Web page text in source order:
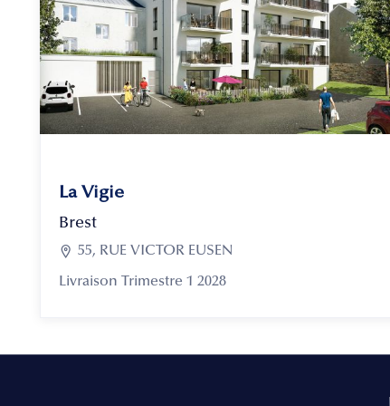
La Vigie
Brest
 55, RUE VICTOR EUSEN
Livraison Trimestre 1 2028